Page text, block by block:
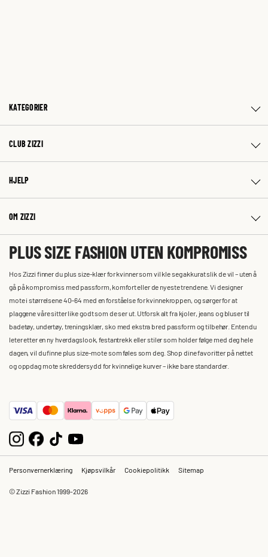
KATEGORIER
CLUB ZIZZI
HJELP
OM ZIZZI
PLUS SIZE FASHION UTEN KOMPROMISS
Hos Zizzi finner du plus size-klær for kvinner som vil kle seg akkurat slik de vil – uten å
gå på kompromiss med passform, komfort eller de nyeste trendene. Vi designer
mote i størrelsene 40–64 med en forståelse for kvinnekroppen, og sørger for at
plaggene våre sitter like godt som de ser ut. Utforsk alt fra kjoler, jeans og bluser til
badetøy, undertøy, treningsklær, sko med ekstra bred passform og tilbehør. Enten du
leter etter en ny hverdagslook, festantrekk eller stiler som holder følge med deg hele
dagen, vil du finne plus size-mote som føles som deg. Shop dine favoritter på nettet
og oppdag mote skreddersydd for kvinnelige kurver – ikke bare standarder.
Personvernerklæring Kjøpsvilkår Cookiepolitikk Sitemap
© Zizzi Fashion 1999-2026